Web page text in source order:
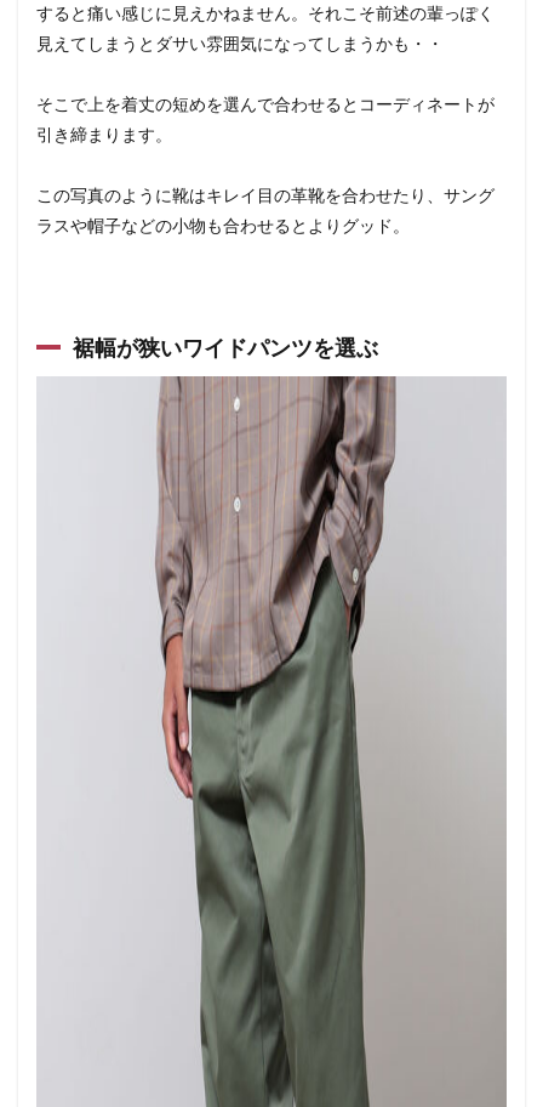
すると痛い感じに見えかねません。それこそ前述の輩っぽく
見えてしまうとダサい雰囲気になってしまうかも・・
そこで上を着丈の短めを選んで合わせるとコーディネートが
引き締まります。
この写真のように靴はキレイ目の革靴を合わせたり、サング
ラスや帽子などの小物も合わせるとよりグッド。
裾幅が狭いワイドパンツを選ぶ